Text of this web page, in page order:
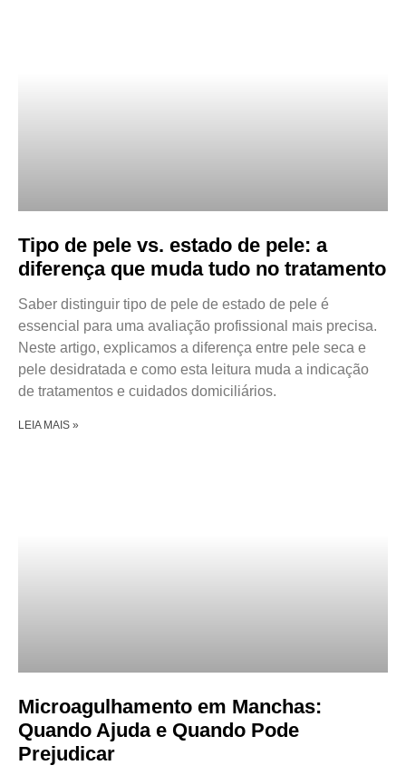
Tipo de pele vs. estado de pele: a
diferença que muda tudo no tratamento
Saber distinguir tipo de pele de estado de pele é
essencial para uma avaliação profissional mais precisa.
Neste artigo, explicamos a diferença entre pele seca e
pele desidratada e como esta leitura muda a indicação
de tratamentos e cuidados domiciliários.
LEIA MAIS »
Microagulhamento em Manchas:
Quando Ajuda e Quando Pode
Prejudicar